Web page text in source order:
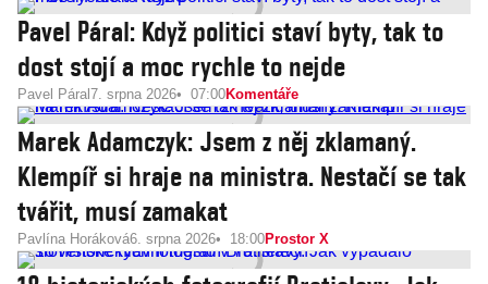
Pavel Páral: Když politici staví byty, tak to
dost stojí a moc rychle to nejde
Pavel Páral 7. srpna 2026 07:00Komentáře
Marek Adamczyk: Jsem z něj zklamaný.
Klempíř si hraje na ministra. Nestačí se tak
tvářit, musí zamakat
Pavlína Horáková6. srpna 2026 18:00Prostor X